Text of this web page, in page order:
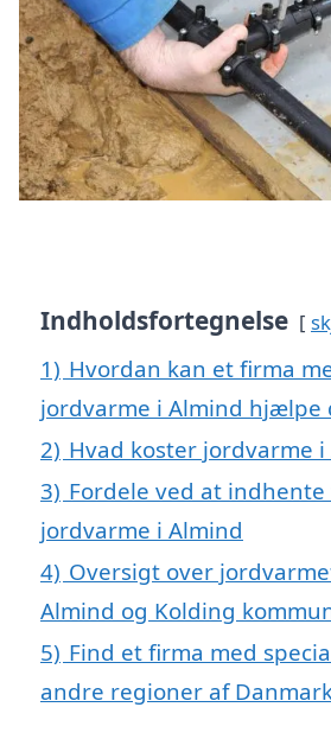
Indholdsfortegnelse
1) Hvordan kan et firma
jordvarme i Almind hjælpe
2) Hvad koster jordvarme i
3) Fordele ved at
jordvarme i Almind
4) Oversigt over
Almind og Kolding
5) Find et firma med
andre regioner af